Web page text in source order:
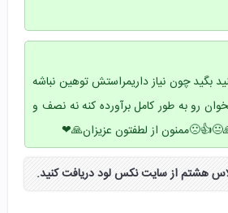
بگید چون نیاز داریمراستش توهین نباشه
رو به طور کامل برآورده کنه نه نصف و
از لطفتون عزیزان🙏❤